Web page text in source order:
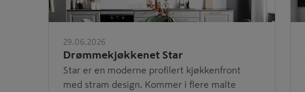
29.06.2026
Drømmekjøkkenet Star
Star er en moderne profilert kjøkkenfront
med stram design. Kommer i flere malte